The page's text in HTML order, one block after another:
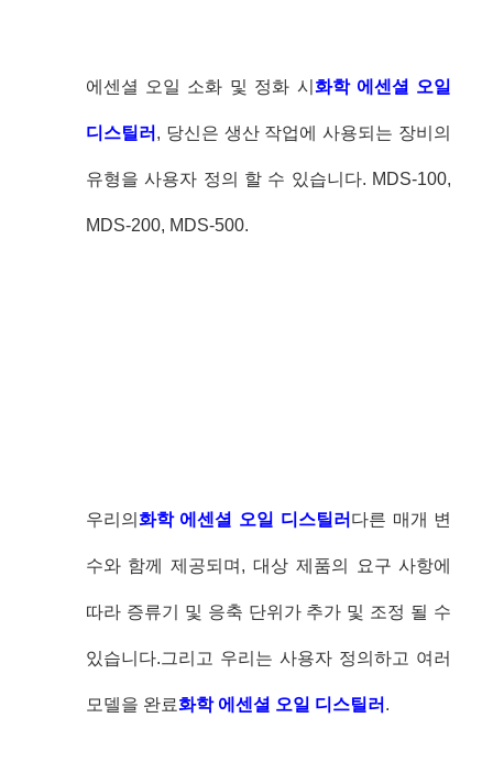
에센셜 오일 소화 및 정화 시 화학 에센셜 오일
디스틸러 , 당신은 생산 작업에 사용되는 장비의
유형을 사용자 정의 할 수 있습니다. MDS-100,
MDS-200, MDS-500.
우리의 화학 에센셜 오일 디스틸러 다른 매개 변
수와 함께 제공되며, 대상 제품의 요구 사항에
따라 증류기 및 응축 단위가 추가 및 조정 될 수
있습니다.그리고 우리는 사용자 정의하고 여러
모델을 완료화학 에센셜 오일 디스틸러 .